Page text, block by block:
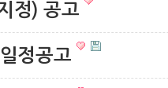
정) 공고
정공고